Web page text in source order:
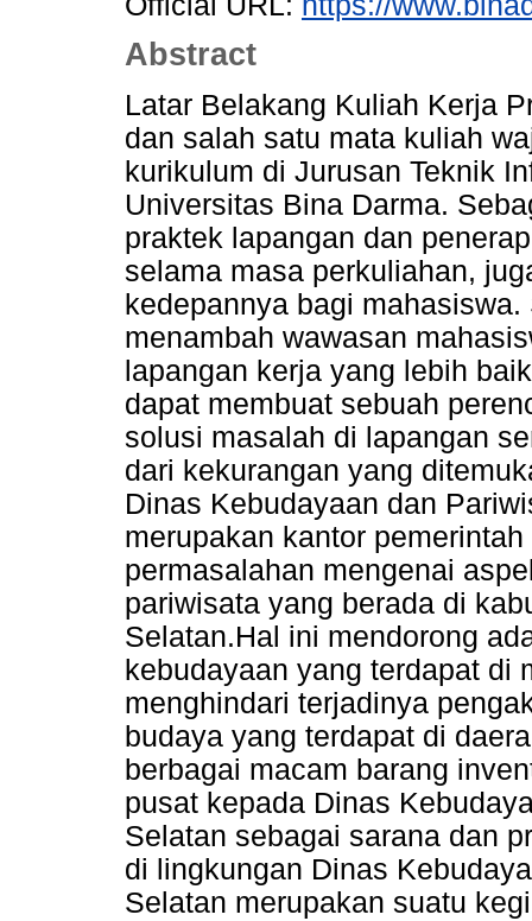
Abstract
Latar Belakang Kuliah Kerja
dan salah satu mata kuliah
kurikulum di Jurusan Teknik
Universitas Bina Darma.
praktek lapangan dan
selama masa perkuliahan,
kedepannya bagi
menambah wawasan
lapangan kerja yang lebih
dapat membuat sebuah
solusi masalah di lapangan
dari kekurangan yang
Dinas Kebudayaan dan
merupakan kantor
permasalahan mengenai
pariwisata yang berada di
Selatan.Hal ini mendorong
kebudayaan yang terdapat di
menghindari terjadinya
budaya yang terdapat di
berbagai macam barang
pusat kepada Dinas
Selatan sebagai sarana dan
di lingkungan Dinas
Selatan merupakan suatu